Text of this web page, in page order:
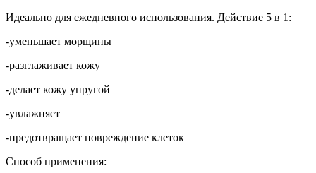
Идеально для ежедневного использования. Действие 5 в 1:
-уменьшает морщины
-разглаживает кожу
-делает кожу упругой
-увлажняет
-предотвращает повреждение клеток
Способ применения: